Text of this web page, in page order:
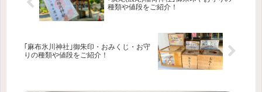
種類や値段をご紹介！
｢麻布氷川神社｣御朱印・おみくじ・お守
りの種類や値段をご紹介！